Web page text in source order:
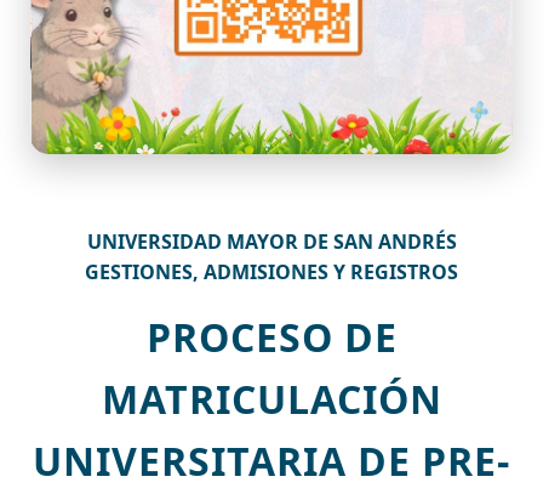
UNIVERSIDAD MAYOR DE SAN ANDRÉS
GESTIONES, ADMISIONES Y REGISTROS
PROCESO DE
MATRICULACIÓN
UNIVERSITARIA DE PRE-